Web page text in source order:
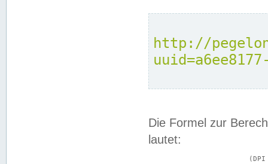
http://
Die Formel zur
lautet: